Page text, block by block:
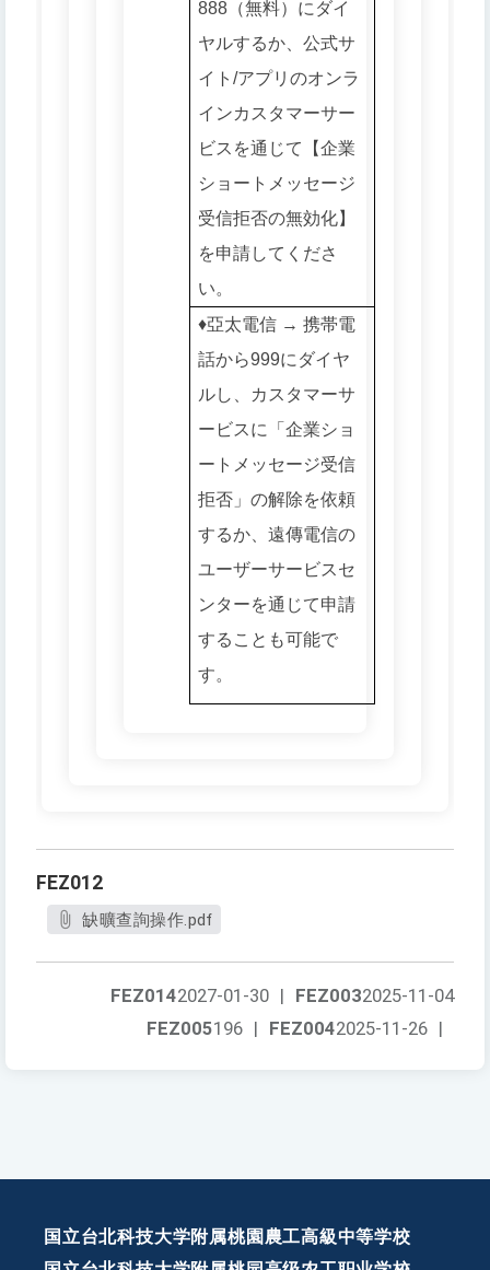
888（無料）にダイ
ヤルするか、公式サ
イト/アプリのオンラ
インカスタマーサー
ビスを通じて【企業
ショートメッセージ
受信拒否の無効化】
を申請してくださ
い。
♦️亞太電信 → 携帯電
話から999にダイヤ
ルし、カスタマーサ
ービスに「企業ショ
ートメッセージ受信
拒否」の解除を依頼
するか、遠傳電信の
ユーザーサービスセ
ンターを通じて申請
することも可能で
す。
FEZ012
缺曠查詢操作.pdf
FEZ0032025-11-04
FEZ0142027-01-30 |
FEZ0042025-11-26 |
FEZ005196 |
国立台北科技大学附属桃園農工高級中等学校